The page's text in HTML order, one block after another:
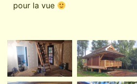
pour la vue